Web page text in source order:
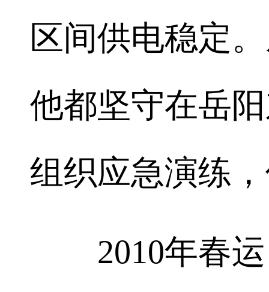
区间供电稳定
他都坚守在岳
组织应急演练
2010年春运